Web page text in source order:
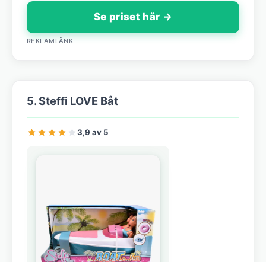
Se priset här →
REKLAMLÄNK
5. Steffi LOVE Båt
3,9 av 5